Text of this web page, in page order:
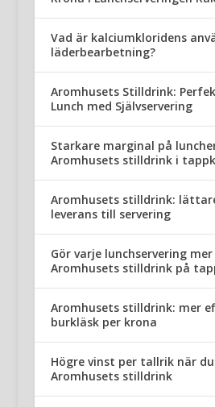
Vad är kalciumkloridens
läderbearbetning?
Aromhusets Stilldrink:
Lunch med Självservering
Starkare marginal på
Aromhusets stilldrink i
Aromhusets stilldrink:
leverans till servering
Gör varje lunchservering
Aromhusets stilldrink på
Aromhusets stilldrink: mer
burkläsk per krona
Högre vinst per tallrik när
Aromhusets stilldrink